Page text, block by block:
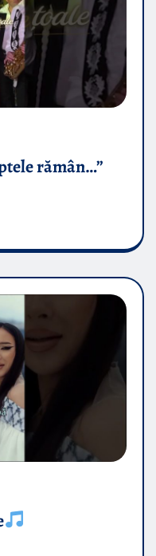
rămân…”